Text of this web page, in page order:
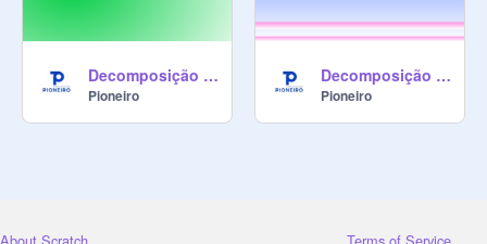
Decomposição - Ana Beatriz e Guilherme
Pioneiro
Decomposição - Amanda e Mateus
Pioneiro